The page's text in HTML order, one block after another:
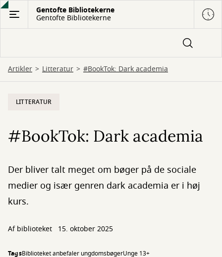
Gå
hovedindhold
Gentofte Bibliotekerne
Gentofte Bibliotekerne
Artikler Litteratur #BookTok: Dark academia
LITTERATUR
#BookTok: Dark academia
Der bliver talt meget om bøger på de sociale
medier og især genren dark academia er i høj
kurs.
Af biblioteket 15. oktober 2025
TagsBiblioteket anbefaler ungdomsbøgerUnge 13+